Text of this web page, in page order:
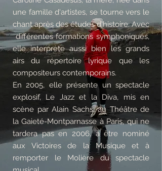
une famille d'artistes, se tourne vers le
chant après des études d'histoire. Avec
différentes formations symphoniques,
elle interprète aussi bien les grands
airs du répertoire lyrique que les
compositeurs contemporains.
En 2005, elle présente un spectacle
explosif, Le Jazz et la Diva, mis en
scène par Alain Sachs, au Théâtre de
la Gaieté-Montparnasse à Paris, qui ne
tardera pas en 2006, à être nominé
aux Victoires de la Musique et à
remporter le Molière du spectacle